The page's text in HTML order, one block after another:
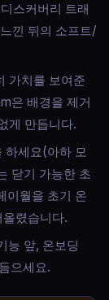
스커버리 트래
낀 뒤의 소프트/
가치를 보여준
은 배경을 제거
게 만듭니다.
하세요(아하 모
닫기 가능한 초
이월을 초기 온
렸습니다.
능 앞, 온보딩
으세요.